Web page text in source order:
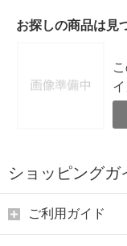
お探しの商品は見
ショッピングガ
ご利用ガイド